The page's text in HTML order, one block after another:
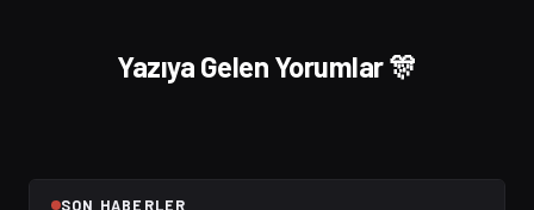
Yazıya Gelen Yorumlar 🎊
SON HABERLER